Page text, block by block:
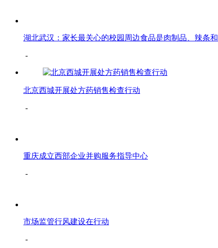
湖北武汉：家长最关心的校园周边食品是肉制品、辣条
-
北京西城开展处方药销售检查行动
-
重庆成立西部企业并购服务指导中心
-
市场监管行风建设在行动
-